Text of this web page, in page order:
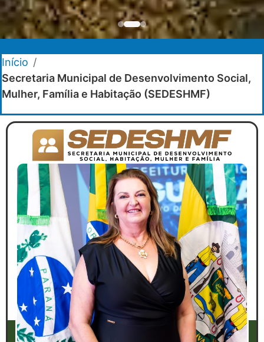
Início /
Secretaria Municipal de Desenvolvimento Social,
Mulher, Família e Habitação (SEDESHMF)